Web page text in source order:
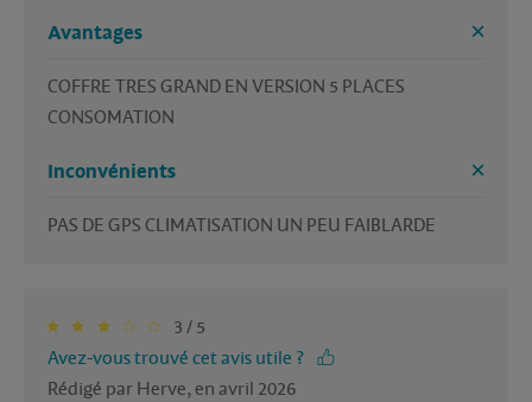
Avantages
COFFRE TRES GRAND EN VERSION 5 PLACES
CONSOMATION
Inconvénients
PAS DE GPS CLIMATISATION UN PEU FAIBLARDE
3 / 5
Avez-vous trouvé cet avis utile ?
Rédigé par Herve, en avril 2026